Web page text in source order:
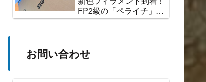
FP2級の「ペライチ」完
成
お問い合わせ